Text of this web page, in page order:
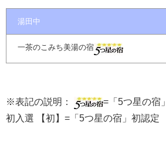
湯田中
一茶のこみち美湯の宿
※表記の説明：
=「5つ星の宿
初入選 【初】=「5つ星の宿」初認定